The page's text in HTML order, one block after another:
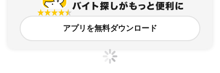
アプリを無料ダウンロード